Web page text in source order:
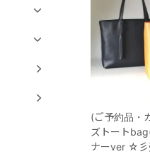
(ご予約品・
ズトート
ナーver ☆彡